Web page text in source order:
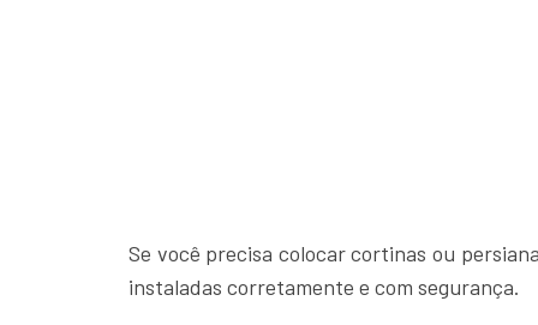
Se você precisa colocar cortinas ou
instaladas corretamente e com segurança.